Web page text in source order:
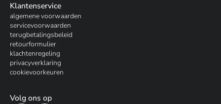
Klantenservice
algemene voorwaarden
servicevoorwaarden
terugbetalingsbeleid
retourformulier
klachtenregeling
privacyverklaring
cookievoorkeuren
Volg ons op